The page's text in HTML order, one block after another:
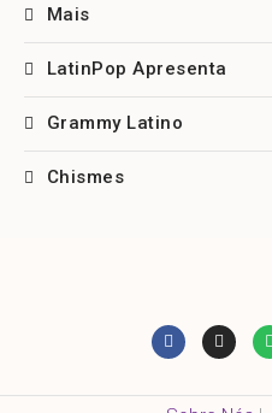
Mais
LatinPop Apresenta
Grammy Latino
Chismes